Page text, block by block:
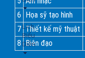
Lịch
Biểu
Diễn
6 Họa sỹ tạo hình
7 Thiết kế mỹ thuật
8 Biên đạo